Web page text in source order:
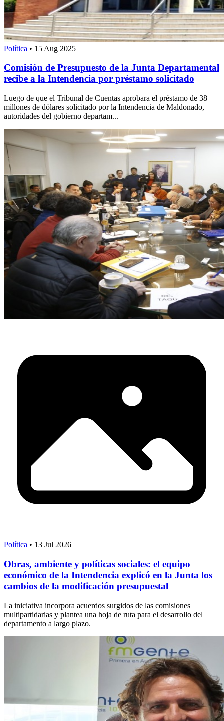
Política • 15 Aug 2025
Comisión de Presupuesto de la Junta Departamental
recibe a la Intendencia por préstamo solicitado
Luego de que el Tribunal de Cuentas aprobara el préstamo de 38
millones de dólares solicitado por la Intendencia de Maldonado,
autoridades del gobierno departam...
Política • 13 Jul 2026
Obras, ambiente y políticas sociales: el equipo
económico de la Intendencia explicó en la Junta los
cambios de la modificación presupuestal
La iniciativa incorpora acuerdos surgidos de las comisiones
multipartidarias y plantea una hoja de ruta para el desarrollo del
departamento a largo plazo.